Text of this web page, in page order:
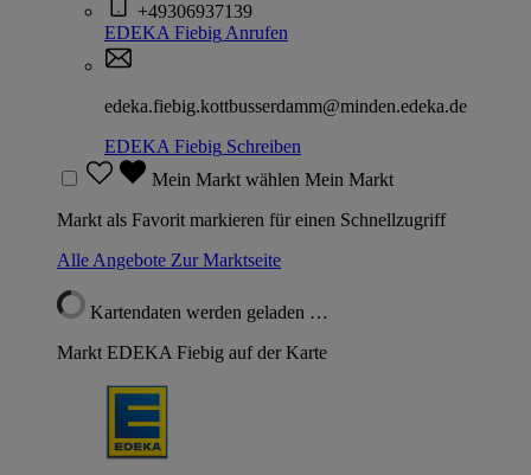
+49306937139
EDEKA Fiebig Anrufen
edeka.fiebig.kottbusserdamm@minden.edeka.de
EDEKA Fiebig Schreiben
Mein Markt wählen Mein Markt
Markt als Favorit markieren für einen Schnellzugriff
Alle Angebote Zur Marktseite
Kartendaten werden geladen …
Markt EDEKA Fiebig auf der Karte